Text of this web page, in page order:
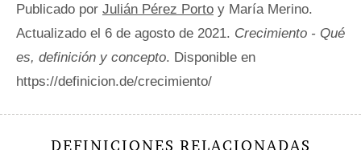
Publicado por Julián Pérez Porto y María Merino.
Actualizado el 6 de agosto de 2021. Crecimiento - Qué
es, definición y concepto. Disponible en
https://definicion.de/crecimiento/
DEFINICIONES RELACIONADAS